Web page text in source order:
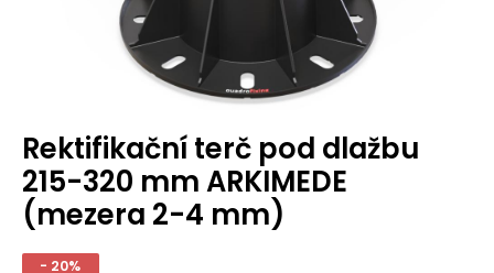
Rektifikační terč pod dlažbu
215-320 mm ARKIMEDE
(mezera 2-4 mm)
- 20%